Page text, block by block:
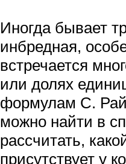
Иногда бывает
инбредная,
встречается
или долях
формулам С.
можно найти в
рассчитать,
присутствует у